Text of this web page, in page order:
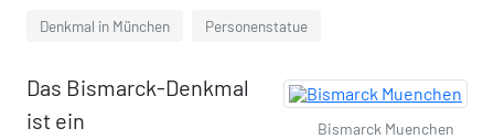
Denkmal in München Personenstatue
Bismarck Muenchen
Das Bismarck-Denkmal
ist ein